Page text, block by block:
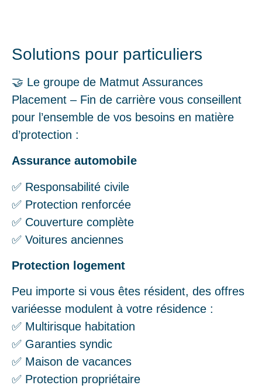
Solutions pour particuliers
🤝 Le groupe de Matmut Assurances
Placement – Fin de carrière vous conseillent
pour l’ensemble de vos besoins en matière
d’protection :
Assurance automobile
✅ Responsabilité civile
✅ Protection renforcée
✅ Couverture complète
✅ Voitures anciennes
Protection logement
Peu importe si vous êtes résident, des offres
variéesse modulent à votre résidence :
✅ Multirisque habitation
✅ Garanties syndic
✅ Maison de vacances
✅ Protection propriétaire